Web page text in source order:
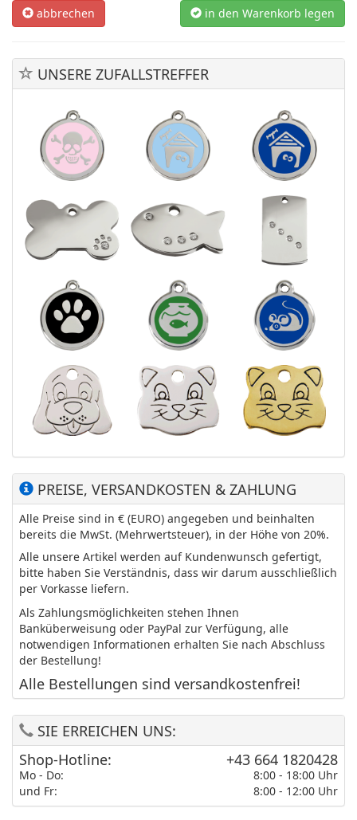
abbrechen in den Warenkorb legen
UNSERE ZUFALLSTREFFER
PREISE, VERSANDKOSTEN & ZAHLUNG
Alle Preise sind in € (EURO) angegeben und beinhalten
bereits die MwSt. (Mehrwertsteuer), in der Höhe von 20%.
Alle unsere Artikel werden auf Kundenwunsch gefertigt,
bitte haben Sie Verständnis, dass wir darum ausschließlich
per Vorkasse liefern.
Als Zahlungsmöglichkeiten stehen Ihnen
Banküberweisung oder PayPal zur Verfügung, alle
notwendigen Informationen erhalten Sie nach Abschluss
der Bestellung!
Alle Bestellungen sind versandkostenfrei!
SIE ERREICHEN UNS:
Shop-Hotline:
Mo - Do:
und Fr:
+43 664 1820428
8:00 - 18:00 Uhr
8:00 - 12:00 Uhr